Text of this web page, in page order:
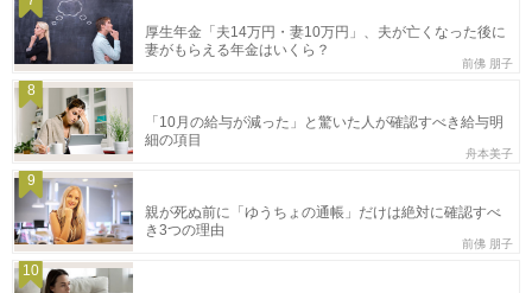
厚生年金「夫14万円・妻10万円」、夫が亡くなった後に
妻がもらえる年金はいくら？
前佛 朋子
8
「10月の給与が減った」と驚いた人が確認すべき給与明
細の項目
舟本美子
9
親が死ぬ前に「ゆうちょの通帳」だけは絶対に確認すべ
き3つの理由
前佛 朋子
10